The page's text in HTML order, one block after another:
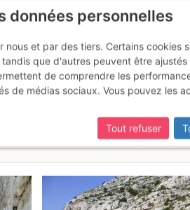
pages ne sont plus accessibles,
Morgiou : T’as
données personnelles
nous et par des tiers. Certains cookies
que d'autres peuvent être ajustés
de comprendre les
de médias sociaux. Vous pouvez les
Tout refuser